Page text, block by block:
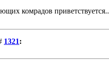
комрадов
1321: